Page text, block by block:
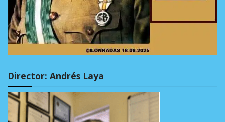
Director: Andrés Laya